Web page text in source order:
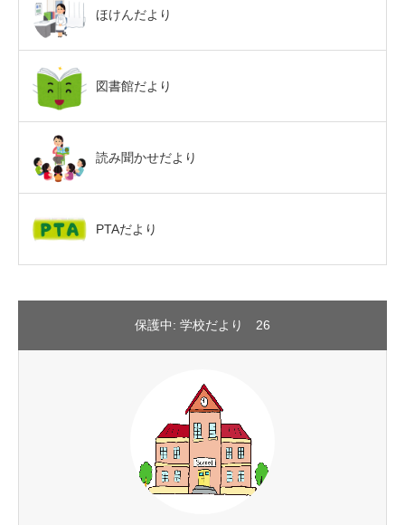
ほけんだより
図書館だより
読み聞かせだより
PTAだより
保護中: 学校だより 26